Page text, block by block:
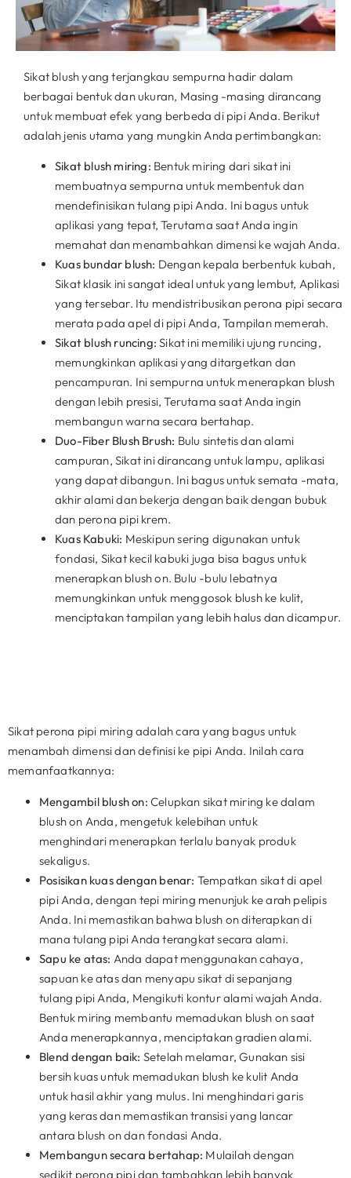
Sikat blush yang terjangkau sempurna hadir dalam
berbagai bentuk dan ukuran, Masing -masing dirancang
untuk membuat efek yang berbeda di pipi Anda. Berikut
adalah jenis utama yang mungkin Anda pertimbangkan:
Sikat blush miring: Bentuk miring dari sikat ini
membuatnya sempurna untuk membentuk dan
mendefinisikan tulang pipi Anda. Ini bagus untuk
aplikasi yang tepat, Terutama saat Anda ingin
memahat dan menambahkan dimensi ke wajah Anda.
Kuas bundar blush: Dengan kepala berbentuk kubah,
Sikat klasik ini sangat ideal untuk yang lembut, Aplikasi
yang tersebar. Itu mendistribusikan perona pipi secara
merata pada apel di pipi Anda, Tampilan memerah.
Sikat blush runcing: Sikat ini memiliki ujung runcing,
memungkinkan aplikasi yang ditargetkan dan
pencampuran. Ini sempurna untuk menerapkan blush
dengan lebih presisi, Terutama saat Anda ingin
membangun warna secara bertahap.
Duo-Fiber Blush Brush: Bulu sintetis dan alami
campuran, Sikat ini dirancang untuk lampu, aplikasi
yang dapat dibangun. Ini bagus untuk semata -mata,
akhir alami dan bekerja dengan baik dengan bubuk
dan perona pipi krem.
Kuas Kabuki: Meskipun sering digunakan untuk
fondasi, Sikat kecil kabuki juga bisa bagus untuk
menerapkan blush on. Bulu -bulu lebatnya
memungkinkan untuk menggosok blush ke kulit,
menciptakan tampilan yang lebih halus dan dicampur.
Sikat perona pipi miring adalah cara yang bagus untuk
menambah dimensi dan definisi ke pipi Anda. Inilah cara
memanfaatkannya:
Mengambil blush on: Celupkan sikat miring ke dalam
blush on Anda, mengetuk kelebihan untuk
menghindari menerapkan terlalu banyak produk
sekaligus.
Posisikan kuas dengan benar: Tempatkan sikat di apel
pipi Anda, dengan tepi miring menunjuk ke arah pelipis
Anda. Ini memastikan bahwa blush on diterapkan di
mana tulang pipi Anda terangkat secara alami.
Sapu ke atas: Anda dapat menggunakan cahaya,
sapuan ke atas dan menyapu sikat di sepanjang
tulang pipi Anda, Mengikuti kontur alami wajah Anda.
Bentuk miring membantu memadukan blush on saat
Anda menerapkannya, menciptakan gradien alami.
Blend dengan baik: Setelah melamar, Gunakan sisi
bersih kuas untuk memadukan blush ke kulit Anda
untuk hasil akhir yang mulus. Ini menghindari garis
yang keras dan memastikan transisi yang lancar
antara blush on dan fondasi Anda.
Membangun secara bertahap: Mulailah dengan
sedikit perona pipi dan tambahkan lebih banyak